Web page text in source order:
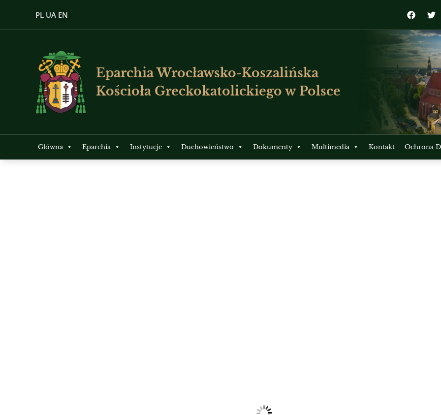
PL UA EN
Eparchia Wrocławsko-Koszalińska
Kościoła Greckokatolickiego w Polsce
Główna Eparchia Instytucje Duchowieństwo Dokumenty Multimedia Kontakt Ochrona